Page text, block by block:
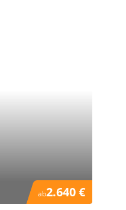
ab2.640 €